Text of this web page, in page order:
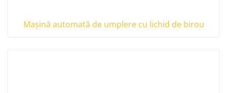
Mașină automată de umplere cu lichid de birou